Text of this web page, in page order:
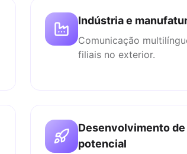
Indústria e
Comunicação
filiais no exterior.
Desenvolvimento
potencial